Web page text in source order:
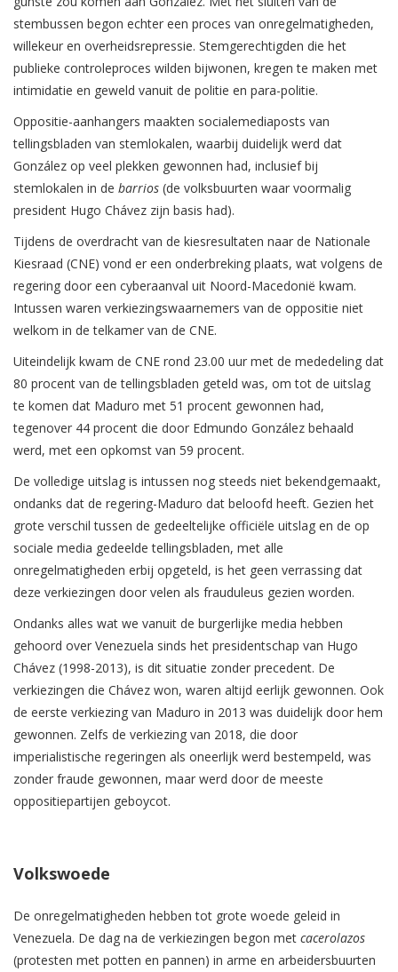
stembussen begon echter een proces van onregelmatigheden,
willekeur en overheidsrepressie. Stemgerechtigden die het
publieke controleproces wilden bijwonen, kregen te maken met
intimidatie en geweld vanuit de politie en para-politie.
Oppositie-aanhangers maakten socialemediaposts van
tellingsbladen van stemlokalen, waarbij duidelijk werd dat
González op veel plekken gewonnen had, inclusief bij
stemlokalen in de barrios (de volksbuurten waar voormalig
president Hugo Chávez zijn basis had).
Tijdens de overdracht van de kiesresultaten naar de Nationale
Kiesraad (CNE) vond er een onderbreking plaats, wat volgens de
regering door een cyberaanval uit Noord-Macedonië kwam.
Intussen waren verkiezingswaarnemers van de oppositie niet
welkom in de telkamer van de CNE.
Uiteindelijk kwam de CNE rond 23.00 uur met de mededeling dat
80 procent van de tellingsbladen geteld was, om tot de uitslag
te komen dat Maduro met 51 procent gewonnen had,
tegenover 44 procent die door Edmundo González behaald
werd, met een opkomst van 59 procent.
De volledige uitslag is intussen nog steeds niet bekendgemaakt,
ondanks dat de regering-Maduro dat beloofd heeft. Gezien het
grote verschil tussen de gedeeltelijke officiële uitslag en de op
sociale media gedeelde tellingsbladen, met alle
onregelmatigheden erbij opgeteld, is het geen verrassing dat
deze verkiezingen door velen als frauduleus gezien worden.
Ondanks alles wat we vanuit de burgerlijke media hebben
gehoord over Venezuela sinds het presidentschap van Hugo
Chávez (1998-2013), is dit situatie zonder precedent. De
verkiezingen die Chávez won, waren altijd eerlijk gewonnen. Ook
de eerste verkiezing van Maduro in 2013 was duidelijk door hem
gewonnen. Zelfs de verkiezing van 2018, die door
imperialistische regeringen als oneerlijk werd bestempeld, was
zonder fraude gewonnen, maar werd door de meeste
oppositiepartijen geboycot.
Volkswoede
De onregelmatigheden hebben tot grote woede geleid in
Venezuela. De dag na de verkiezingen begon met cacerolazos
(protesten met potten en pannen) in arme en arbeidersbuurten